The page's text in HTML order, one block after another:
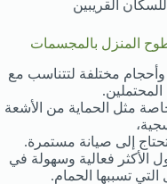
القريبين
المنزل بالمجسمات
مختلفة لتتناسب مع
المحتملين.
مثل الحماية من الأشعة
إلى صيانة مستمرة.
الأكثر فعالية وسهولة في
تسببها الحمام.